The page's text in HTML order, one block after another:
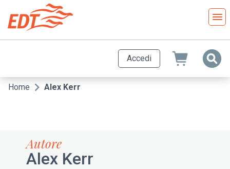
contenuto
principale
Accedi
Briciole
Home Alex Kerr
Autore
Alex Kerr